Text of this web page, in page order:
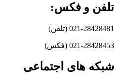
تلفن و فکس:
021-28428481 (تلفن)
021-28428453 (فکس)
شبکه های اجتماعی